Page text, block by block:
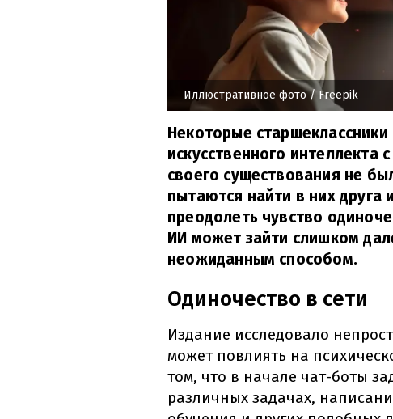
Иллюстративное фото/ Freepik
Некоторые
искусственного интеллекта
своего существования не
пытаются найти в них друга
преодолеть чувство
ИИ может зайти слишком
неожиданным способом.
Одиночество в сети
Издание исследовало
может повлиять на
том, что в начале чат-боты
различных задачах,